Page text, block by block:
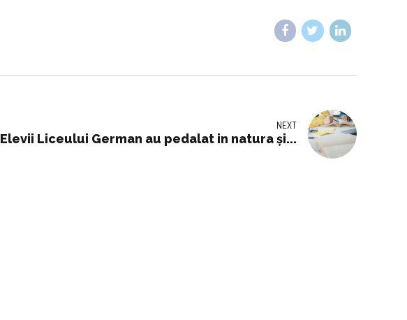
NEXT
Elevii Liceului German au pedalat in natura și...